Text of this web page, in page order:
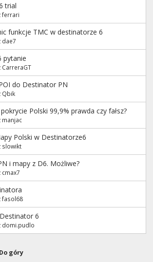
trial
ferrari
funkcje TMC w destinatorze 6
dae7
pytanie
CarreraGT
do Destinator PN
Qbik
Polski 99,9% prawda czy fałsz?
manjac
Polski w Destinatorze6
slowikt
i mapy z D6. Możliwe?
cmax7
fasol68
6
domi.pudlo
Do góry